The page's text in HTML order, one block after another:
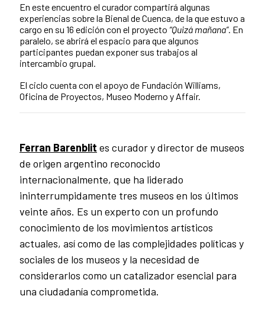
En este encuentro el curador compartirá algunas
experiencias sobre la Bienal de Cuenca, de la que estuvo a
cargo en su 16 edición con el proyecto “Quizá mañana”. En
paralelo, se abrirá el espacio para que algunos
participantes puedan exponer sus trabajos al
intercambio grupal.
El ciclo cuenta con el apoyo de Fundación Williams,
Oficina de Proyectos, Museo Moderno y Affair.
Ferran Barenblit es curador y director de museos
de origen argentino reconocido
internacionalmente, que ha liderado
ininterrumpidamente tres museos en los últimos
veinte años. Es un experto con un profundo
conocimiento de los movimientos artísticos
actuales, así como de las complejidades políticas y
sociales de los museos y la necesidad de
considerarlos como un catalizador esencial para
una ciudadanía comprometida.